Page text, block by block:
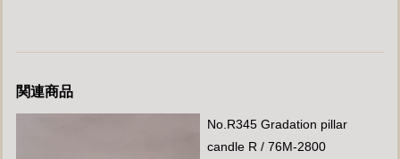
関連商品
No.R345 Gradation pillar
candle R / 76M-2800